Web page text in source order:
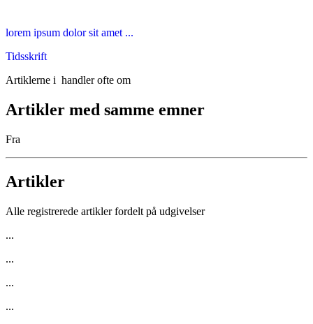
lorem ipsum dolor sit amet ...
Tidsskrift
Artiklerne i handler ofte om
Artikler med samme emner
Fra
Artikler
Alle registrerede artikler fordelt på udgivelser
...
...
...
...